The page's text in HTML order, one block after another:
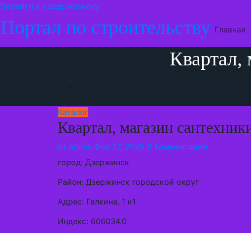
Перейти к содержимому
Портал по строительству Главная
Квартал,
Каталог
Квартал, магазин
от admin Фев 27, 2025 0 Комментарий
город: Дзержинск
Район: Дзержинск городской округ
Адрес: Галкина, 1 к1
Индекс: 606034.0